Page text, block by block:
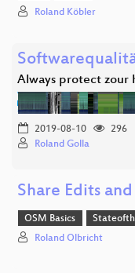
Roland Köbler
Always protect zour
2019-08-10
296
Roland Golla
Share Edits
OSM Basics
Roland Olbricht